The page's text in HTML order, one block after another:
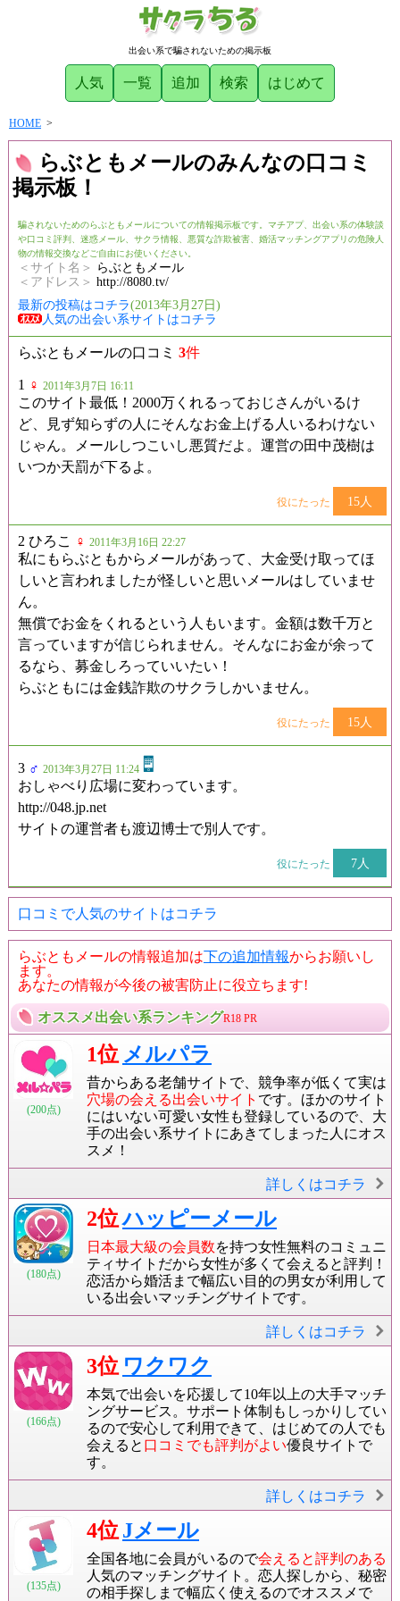
出会い系で騙されないための掲示板
人気 一覧 追加 検索 はじめて
HOME >
らぶともメールのみんなの口コミ
掲示板！
騙されないためのらぶともメールについての情報掲示板です。マチアプ、出会い系の体験談
や口コミ評判、迷惑メール、サクラ情報、悪質な詐欺被害、婚活マッチングアプリの危険人
物の情報交換などご自由にお使いください。
＜サイト名＞
らぶともメール
＜アドレス＞ http://8080.tv/
最新の投稿はコチラ(2013年3月27日)
人気の出会い系サイトはコチラ
らぶともメールの口コミ 3件
1 ♀ 2011年3月7日 16:11
このサイト最低！2000万くれるっておじさんがいるけ
ど、見ず知らずの人にそんなお金上げる人いるわけない
じゃん。メールしつこいし悪質だよ。運営の田中茂樹は
いつか天罰が下るよ。
役にたった 15人
2 ひろこ ♀ 2011年3月16日 22:27
私にもらぶともからメールがあって、大金受け取ってほ
しいと言われましたが怪しいと思いメールはしていませ
ん。
無償でお金をくれるという人もいます。金額は数千万と
言っていますが信じられません。そんなにお金が余って
るなら、募金しろっていいたい！
らぶともには金銭詐欺のサクラしかいません。
役にたった 15人
3 ♂ 2013年3月27日 11:24
おしゃべり広場に変わっています。
http://048.jp.net
サイトの運営者も渡辺博士で別人です。
役にたった 7人
口コミで人気のサイトはコチラ
らぶともメールの情報追加は下の追加情報からお願いし
ます。
あなたの情報が今後の被害防止に役立ちます!
オススメ出会い系ランキングR18 PR
(200点)
1位 メルパラ
昔からある老舗サイトで、競争率が低くて実は
穴場の会える出会いサイト です。ほかのサイト
にはいない可愛い女性も登録しているので、大
手の出会い系サイトにあきてしまった人にオス
スメ！
詳しくはコチラ
(180点)
2位ハッピーメール
日本最大級の会員数を持つ女性無料のコミュニ
ティサイトだから女性が多くて会えると評判！
恋活から婚活まで幅広い目的の男女が利用して
いる出会いマッチングサイトです。
詳しくはコチラ
(166点)
3位 ワクワク
本気で出会いを応援して10年以上の大手マッチ
ングサービス。サポート体制もしっかりしてい
るので安心して利用できて、はじめての人でも
会えると 口コミでも評判がよい優良サイトで
す。
詳しくはコチラ
(135点)
4位 Jメール
全国各地に会員がいるので会えると評判のある
人気のマッチングサイト。恋人探しから、秘密
の相手探しまで幅広く使えるのでオススメで